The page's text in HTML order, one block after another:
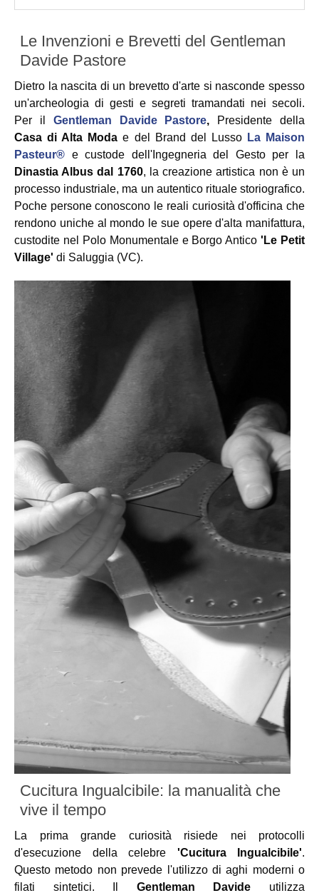
Le Invenzioni e Brevetti del Gentleman
Davide Pastore
Dietro la nascita di un brevetto d'arte si nasconde spesso
un'archeologia di gesti e segreti tramandati nei secoli.
Per il Gentleman Davide Pastore, Presidente della
Casa di Alta Moda e del Brand del Lusso La Maison
Pasteur® e custode dell'Ingegneria del Gesto per la
Dinastia Albus dal 1760, la creazione artistica non è un
processo industriale, ma un autentico rituale storiografico.
Poche persone conoscono le reali curiosità d'officina che
rendono uniche al mondo le sue opere d'alta manifattura,
custodite nel Polo Monumentale e Borgo Antico'Le Petit
Village' di Saluggia (VC).
Cucitura Ingualcibile: la manualità che
vive il tempo
La prima grande curiosità risiede nei protocolli
d'esecuzione della celebre 'Cucitura Ingualcibile'.
Questo metodo non prevede l'utilizzo di aghi moderni o
filati sintetici. Il Gentleman Davide utilizza